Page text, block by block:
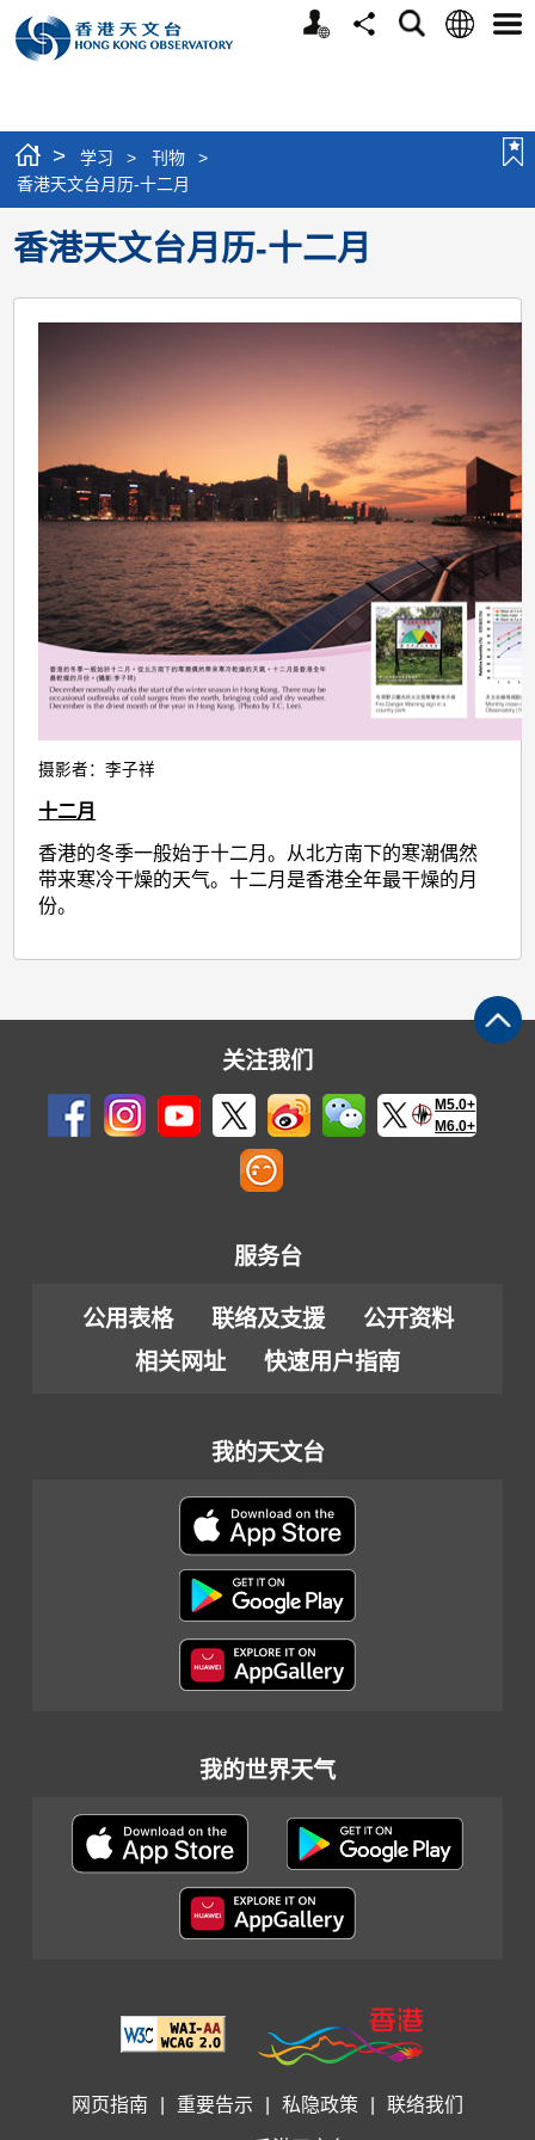
个
分
搜
语
选
> 学习 > 刊物
>
香港天文台月历-十二月
香港天文台月历-十二月
摄影者：李子祥
十二月
香港的冬季一般始于十二月。从北方南下的寒潮偶然
带来寒冷干燥的天气。十二月是香港全年最干燥的月
份。
关注我们
M5.0+
M6.0+
服务台
公用表格 联络及支援
公开资料
相关网址
快速用户指南
我的天文台
我的世界天气
网页指南 重要告示 私隐政策 联络我们